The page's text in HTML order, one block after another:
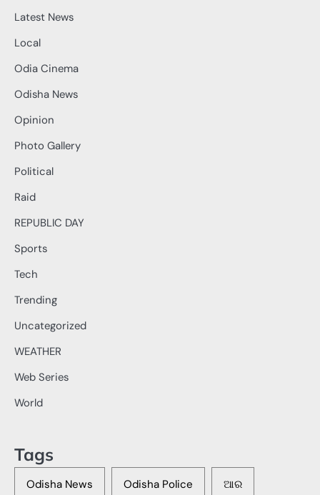
Latest News
Local
Odia Cinema
Odisha News
Opinion
Photo Gallery
Political
Raid
REPUBLIC DAY
Sports
Tech
Trending
Uncategorized
WEATHER
Web Series
World
Tags
Odisha News Odisha Police ଆର